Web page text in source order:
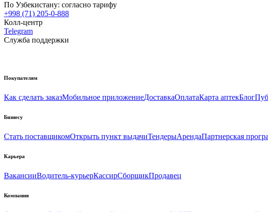
По Узбекистану: согласно тарифу
+998 (71) 205-0-888
Колл-центр
Telegram
Служба поддержки
Покупателям
Как сделать заказМобильное приложениеДоставкаОплатаКарта аптекБлог
Бизнесу
Стать поставщикомОткрыть пункт выдачиТендерыАрендаПартнерская
Карьера
ВакансииВодитель-курьерКассирСборщикПродавец
Компания